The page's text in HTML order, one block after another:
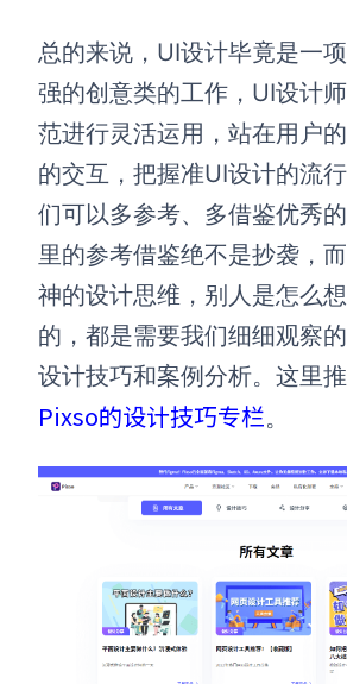
总的来说，UI设计毕竟是一
强的创意类的工作，UI设计
范进行灵活运用，站在用户
的交互，把握准UI设计的流
们可以多参考、多借鉴优秀
里的参考借鉴绝不是抄袭，
神的设计思维，别人是怎么
的，都是需要我们细细观察
设计技巧和案例分析。这里
Pixso的设计技巧专栏。